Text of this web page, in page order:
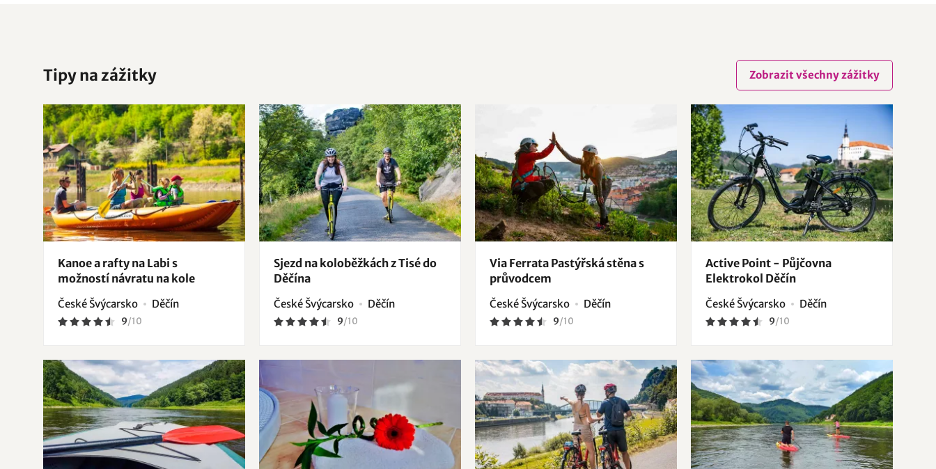
Tipy na zážitky Zobrazit všechny zážitky
Kanoe a rafty na Labi s
možností návratu na kole
České Švýcarsko Děčín
9/10
Sjezd na koloběžkách z Tisé do
Děčína
České Švýcarsko Děčín
9/10
Via Ferrata Pastýřská stěna s
průvodcem
České Švýcarsko Děčín
9/10
Active Point - Půjčovna
Elektrokol Děčín
České Švýcarsko Děčín
9/10